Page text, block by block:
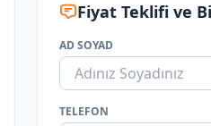
Fiyat Teklifi ve
AD SOYAD
TELEFON